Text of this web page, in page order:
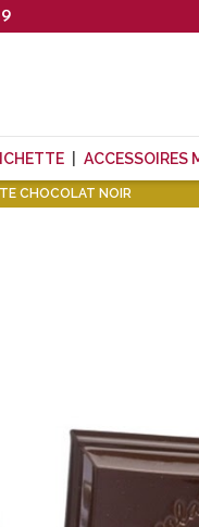
ACCESSOIRES
CHOCOLAT NOIR